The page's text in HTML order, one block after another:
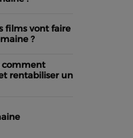
films vont faire
?
comment
rentabiliser un